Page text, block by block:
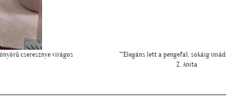
imádni fogjuk""
"Csodálatos a fotótapéta még szebb mint
L. Ilona